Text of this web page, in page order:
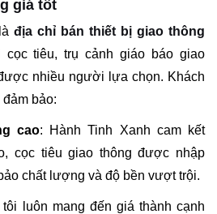
giá tốt
địa chỉ bán thiết bị giao thông
tiêu, trụ cảnh giáo báo giao
nhiều người lựa chọn. Khách
bảo:
cao: Hành Tinh Xanh cam kết
cọc tiêu giao thông được nhập
chất lượng và độ bền vượt trội.
tôi luôn mang đến giá thành cạnh